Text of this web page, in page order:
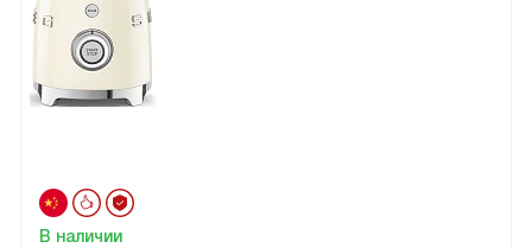
В наличии